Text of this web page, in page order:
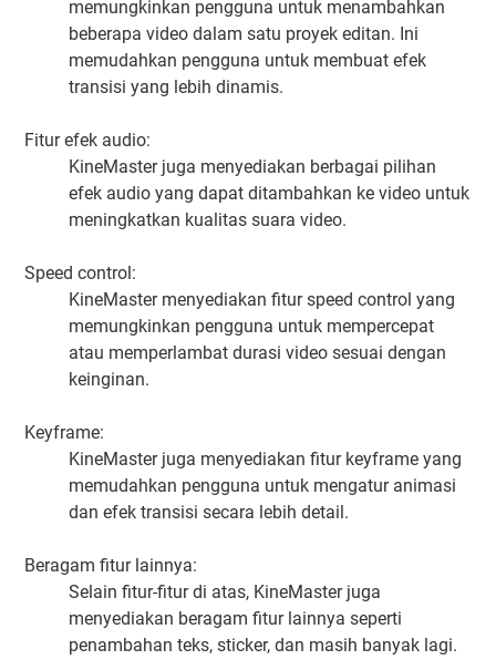
memungkinkan pengguna untuk menambahkan
beberapa video dalam satu proyek editan. Ini
memudahkan pengguna untuk membuat efek
transisi yang lebih dinamis.
Fitur efek audio:
KineMaster juga menyediakan berbagai pilihan
efek audio yang dapat ditambahkan ke video untuk
meningkatkan kualitas suara video.
Speed control:
KineMaster menyediakan fitur speed control yang
memungkinkan pengguna untuk mempercepat
atau memperlambat durasi video sesuai dengan
keinginan.
Keyframe:
KineMaster juga menyediakan fitur keyframe yang
memudahkan pengguna untuk mengatur animasi
dan efek transisi secara lebih detail.
Beragam fitur lainnya:
Selain fitur-fitur di atas, KineMaster juga
menyediakan beragam fitur lainnya seperti
penambahan teks, sticker, dan masih banyak lagi.